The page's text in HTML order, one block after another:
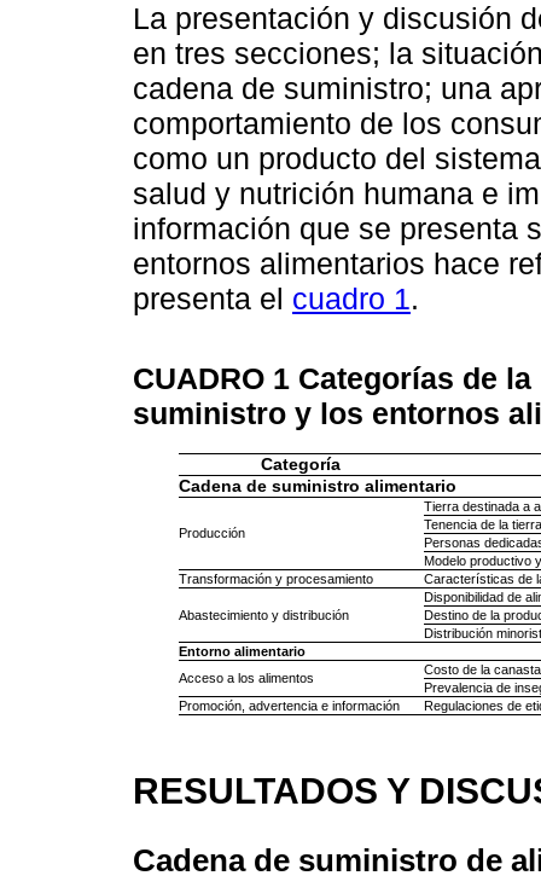
La presentación y discusión
en tres secciones; la
cadena de suministro; una
comportamiento de los
como un producto del
salud y nutrición humana e
información que se presenta
entornos alimentarios hace
presenta el cuadro 1.
CUADRO 1 Categorías de
suministro y los entornos
Categoría
Cadena de suministro alimentario
Producción
Tierra destinada a
Tenencia de la
Personas
Modelo productivo
Transformación y procesamiento
Características de
Abastecimiento y distribución
Disponibilidad de
Destino de la
Distribución
Entorno alimentario
Acceso a los alimentos
Costo de la
Prevalencia de
Promoción, advertencia e información
Regulaciones de
RESULTADOS Y
Cadena de suministro de